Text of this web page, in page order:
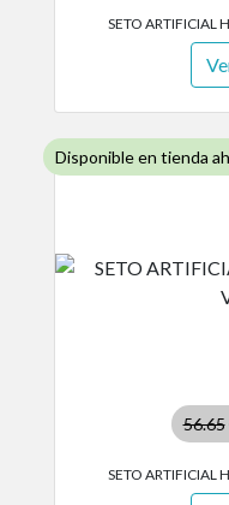
SETO ARTIFICIAL
Disponible en tienda
56.65
SETO ARTIFICIAL